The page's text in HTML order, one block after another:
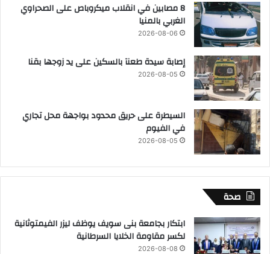
8 مصابين في انقلاب ميكروباص على الصحراوي
الغربي بالمنيا
2026-08-06
إصابة سيدة طعنآ بالسكين على يد زوجها بقنا
2026-08-05
السيطرة على حريق محدود بواجهة محل تجاري
في الفيوم
2026-08-05
صحة
ابتكار بجامعة بنى سويف يوظف ليزر الفيمتوثانية
لكسر مقاومة الخلايا السرطانية
2026-08-08